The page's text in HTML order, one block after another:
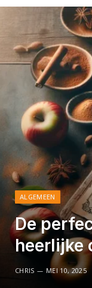
ALGEMEEN
De
heerlijke
CHRIS MEI 10, 2025